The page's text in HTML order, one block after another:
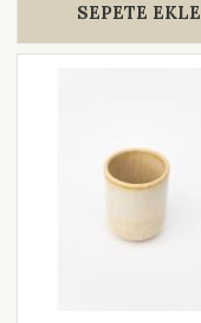
SEPETE EKLE